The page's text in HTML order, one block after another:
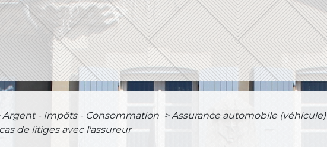
Argent - Impôts - Consommation > Assurance automobile (véhicule)
de litiges avec l'assureur